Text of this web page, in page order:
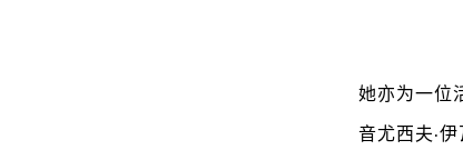
她亦为一位
音尤西夫·